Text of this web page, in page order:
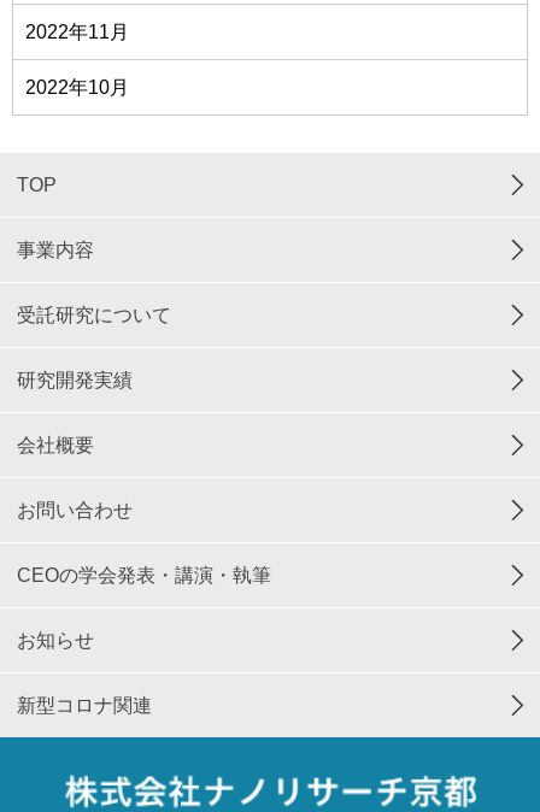
2022年11月
2022年10月
TOP
事業内容
受託研究について
研究開発実績
会社概要
お問い合わせ
CEOの学会発表・講演・執筆
お知らせ
新型コロナ関連